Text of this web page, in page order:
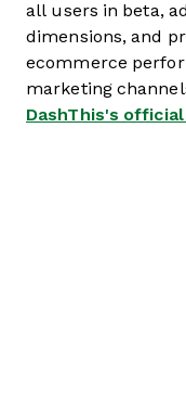
all users in beta,
dimensions, and
ecommerce
marketing
DashThis's